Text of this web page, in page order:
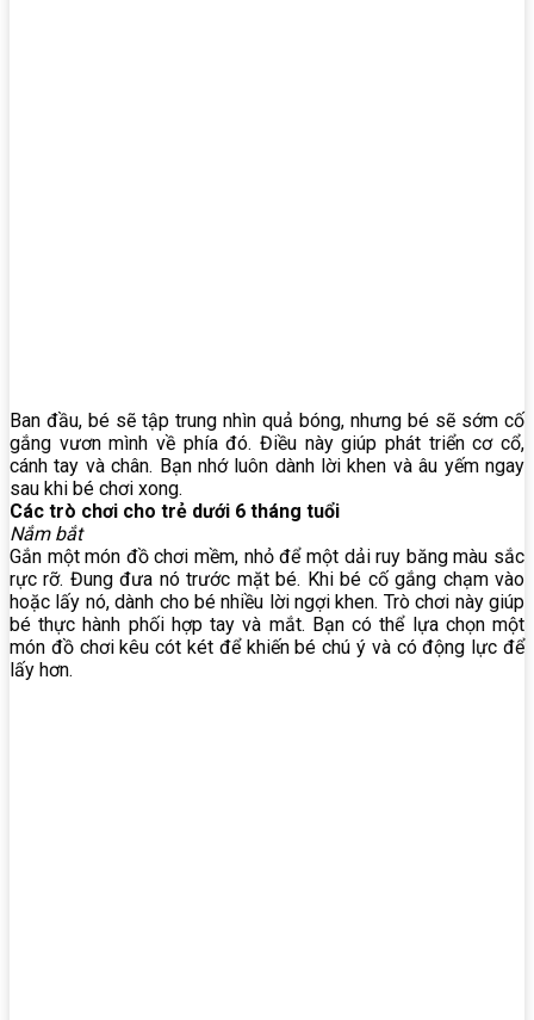
Ban đầu, bé sẽ tập trung nhìn quả bóng, nhưng bé sẽ sớm cố
gắng vươn mình về phía đó. Điều này giúp phát triển cơ cổ,
cánh tay và chân. Bạn nhớ luôn dành lời khen và âu yếm ngay
sau khi bé chơi xong.
Các trò chơi cho trẻ dưới 6 tháng tuổi
Nắm bắt
Gắn một món đồ chơi mềm, nhỏ để một dải ruy băng màu sắc
rực rỡ. Đung đưa nó trước mặt bé. Khi bé cố gắng chạm vào
hoặc lấy nó, dành cho bé nhiều lời ngợi khen. Trò chơi này giúp
bé thực hành phối hợp tay và mắt. Bạn có thể lựa chọn một
món đồ chơi kêu cót két để khiến bé chú ý và có động lực để
lấy hơn.